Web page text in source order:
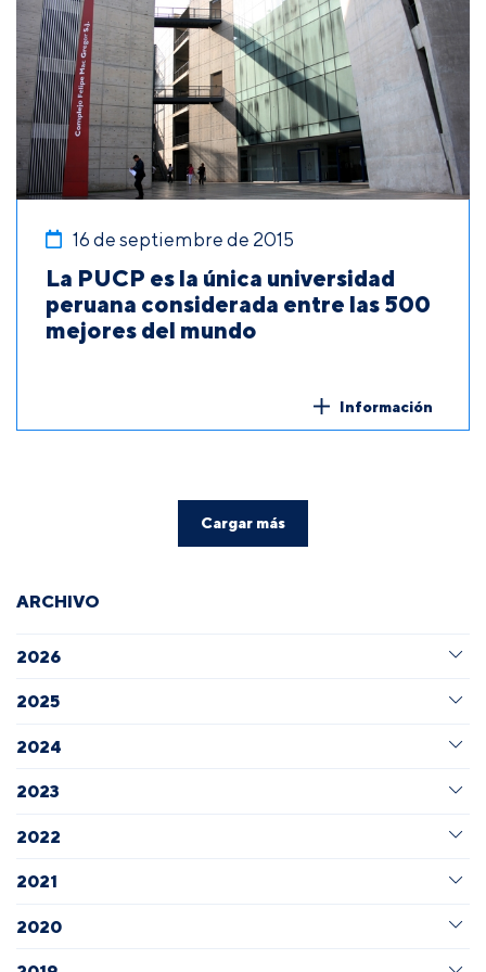
16 de septiembre de 2015
La PUCP es la única universidad
peruana considerada entre las 500
mejores del mundo
Información
Cargar más
ARCHIVO
2026
2025
2024
2023
2022
2021
2020